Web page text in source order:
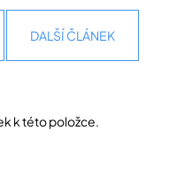
DALŠÍ ČLÁNEK
k této položce.